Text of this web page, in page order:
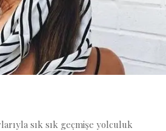
sık sık geçmişe yolculuk